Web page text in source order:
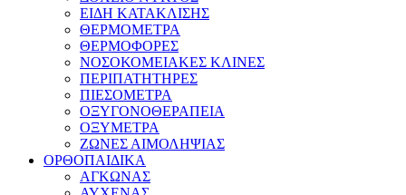
ΕΙΔΗ ΚΑΤΑΚΛΙΣΗΣ
ΘΕΡΜΟΜΕΤΡΑ
ΘΕΡΜΟΦΟΡΕΣ
ΝΟΣΟΚΟΜΕΙΑΚΕΣ ΚΛΙΝΕΣ
ΠΕΡΙΠΑΤΗΤΗΡΕΣ
ΠΙΕΣΟΜΕΤΡΑ
ΟΞΥΓΟΝΟΘΕΡΑΠΕΙΑ
ΟΞΥΜΕΤΡΑ
ΖΩΝΕΣ ΑΙΜΟΛΗΨΙΑΣ
ΟΡΘΟΠΑΙΔΙΚΑ
ΑΓΚΩΝΑΣ